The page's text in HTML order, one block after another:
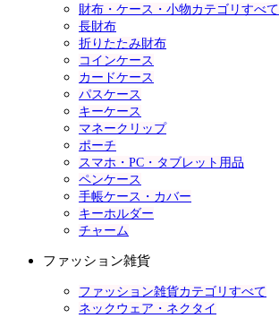
財布・ケース・小物カテゴリすべて
長財布
折りたたみ財布
コインケース
カードケース
パスケース
キーケース
マネークリップ
ポーチ
スマホ・PC・タブレット用品
ペンケース
手帳ケース・カバー
キーホルダー
チャーム
ファッション雑貨
ファッション雑貨カテゴリすべて
ネックウェア・ネクタイ